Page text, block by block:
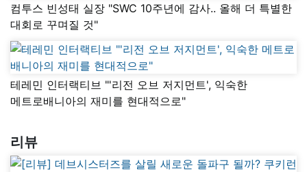
컴투스 빈성태 실장 "SWC 10주년에 감사.. 올해 더 특별한
대회로 꾸며질 것"
테레민 인터랙티브 "'리전 오브 저지먼트', 익숙한
메트로배니아의 재미를 현대적으로"
리뷰